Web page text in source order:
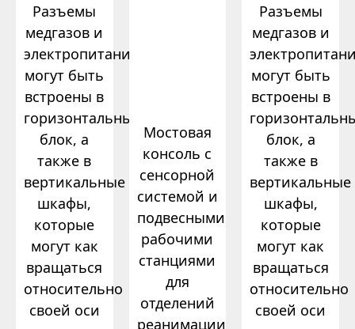
Разъемы
медгазов и
электропитания
могут быть
встроены в
горизонтальный
блок, а
также в
вертикальные
шкафы,
которые
могут как
вращаться
относительно
своей оси
Мостовая
консоль с
сенсорной
системой и
подвесными
рабочими
станциями
для
отделений
реанимации
Разъемы
медгазов и
могут быть
встроены в
блок, а
также в
вертикальные
шкафы,
которые
могут как
вращаться
относительно
своей оси